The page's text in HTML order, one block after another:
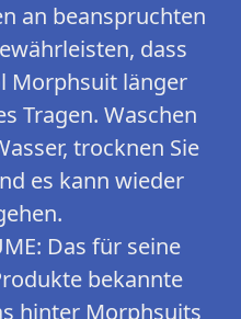
an beanspruchten
dass
Morphsuit länger
Tragen. Waschen
trocknen Sie
es kann wieder
Das für seine
bekannte
hinter Morphsuits